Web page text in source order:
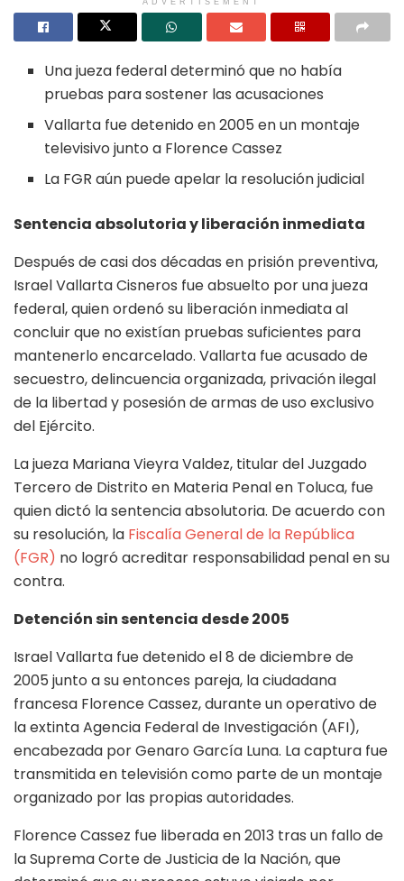
Una jueza federal determinó que no había
pruebas para sostener las acusaciones
Vallarta fue detenido en 2005 en un montaje
televisivo junto a Florence Cassez
La FGR aún puede apelar la resolución judicial
Sentencia absolutoria y liberación inmediata
Después de casi dos décadas en prisión preventiva,
Israel Vallarta Cisneros fue absuelto por una jueza
federal, quien ordenó su liberación inmediata al
concluir que no existían pruebas suficientes para
mantenerlo encarcelado. Vallarta fue acusado de
secuestro, delincuencia organizada, privación ilegal
de la libertad y posesión de armas de uso exclusivo
del Ejército.
La jueza Mariana Vieyra Valdez, titular del Juzgado
Tercero de Distrito en Materia Penal en Toluca, fue
quien dictó la sentencia absolutoria. De acuerdo con
su resolución, la Fiscalía General de la República
(FGR) no logró acreditar responsabilidad penal en su
contra.
Detención sin sentencia desde 2005
Israel Vallarta fue detenido el 8 de diciembre de
2005 junto a su entonces pareja, la ciudadana
francesa Florence Cassez, durante un operativo de
la extinta Agencia Federal de Investigación (AFI),
encabezada por Genaro García Luna. La captura fue
transmitida en televisión como parte de un montaje
organizado por las propias autoridades.
Florence Cassez fue liberada en 2013 tras un fallo de
la Suprema Corte de Justicia de la Nación, que